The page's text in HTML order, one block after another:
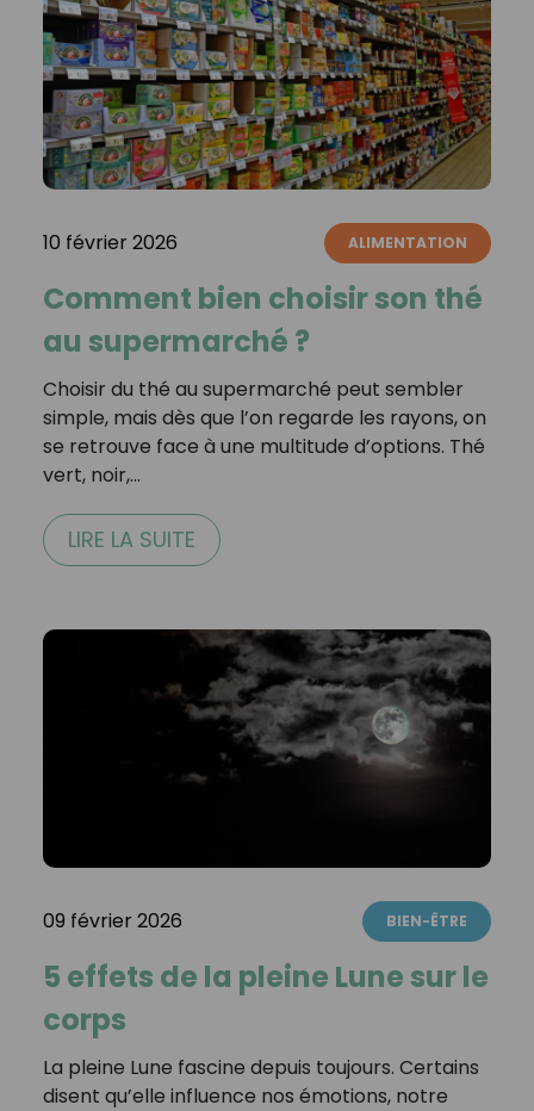
10 février 2026 ALIMENTATION
Comment bien choisir son thé
au supermarché ?
Choisir du thé au supermarché peut sembler
simple, mais dès que l’on regarde les rayons, on
se retrouve face à une multitude d’options. Thé
vert, noir,…
LIRE LA SUITE
09 février 2026 BIEN-ÊTRE
5 effets de la pleine Lune sur le
corps
La pleine Lune fascine depuis toujours. Certains
disent qu’elle influence nos émotions, notre